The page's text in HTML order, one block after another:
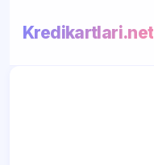
Kredikartlari.net